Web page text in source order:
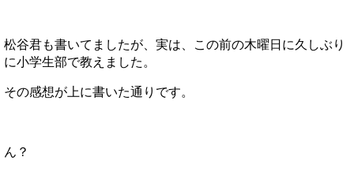
松谷君も書いてましたが、実は、この前の木曜日に久しぶり
に小学生部で教えました。
その感想が上に書いた通りです。
ん？